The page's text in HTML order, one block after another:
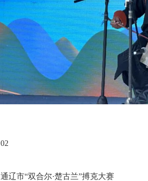
02
通辽市“双合尔·楚古兰”搏克大赛